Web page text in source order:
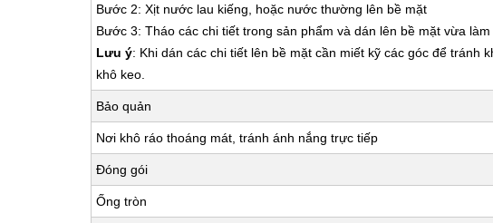
Bước 2: Xịt nước lau kiếng, hoặc nước thường lên bề mặt
Bước 3: Tháo các chi tiết trong sản phẩm và dán lên bề mặt vừa làm
Lưu ý: Khi dán các chi tiết lên bề mặt cần miết kỹ các góc để tránh
khô keo.
Bảo quản
Nơi khô ráo thoáng mát, tránh ánh nắng trực tiếp
Đóng gói
Ống tròn